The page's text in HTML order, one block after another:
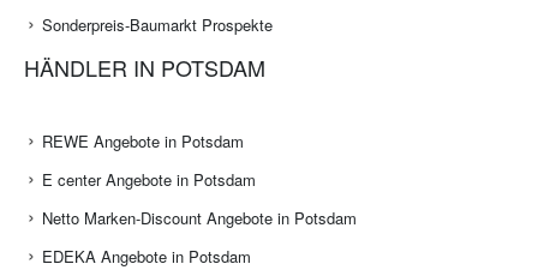
Sonderpreis-Baumarkt Prospekte
HÄNDLER IN POTSDAM
REWE Angebote in Potsdam
E center Angebote in Potsdam
Netto Marken-Discount Angebote in Potsdam
EDEKA Angebote in Potsdam